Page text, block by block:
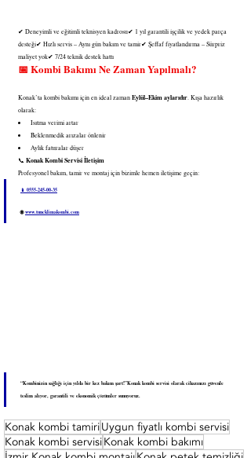
✔ Deneyimli ve eğitimli teknisyen kadrosu✔ 1 yıl garantili işçilik ve yedek parça
desteği✔ Hızlı servis – Aynı gün bakım ve tamir✔ Şeffaf fiyatlandırma – Sürpriz
maliyet yok✔ 7/24 teknik destek hattı
📅 Kombi Bakımı Ne Zaman Yapılmalı?
Konak’ta kombi bakımı için en ideal zaman Eylül–Ekim aylarıdır. Kışa hazırlık
olarak:
Isıtma verimi artar
Beklenmedik arızalar önlenir
Aylık faturalar düşer
📞 Konak Kombi Servisi İletişim
Profesyonel bakım, tamir ve montaj için bizimle hemen iletişime geçin:
📱 0555-245-00-35
🌐 www.tuncklimakombi.com
“Kombinizin sağlığı için yılda bir kez bakım şart!”Konak kombi servisi olarak cihazınızı güvenle
teslim alıyor, garantili ve ekonomik çözümler sunuyoruz.
Konak kombi tamiriUygun fiyatlı kombi servisi
Konak kombi servisiKonak kombi bakımı